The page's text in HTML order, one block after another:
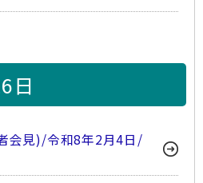
日
会見)/令和8年2月4日/